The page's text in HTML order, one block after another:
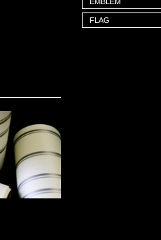
EMBLEM
FLAG